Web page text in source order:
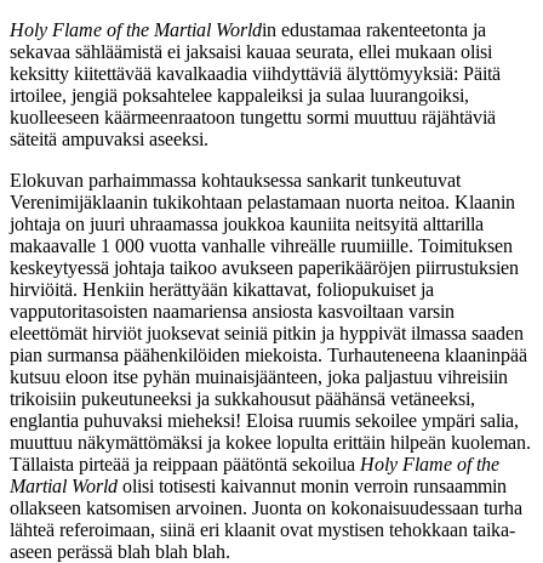
Holy Flame of the Martial Worldin edustamaa rakenteetonta ja
sekavaa sähläämistä ei jaksaisi kauaa seurata, ellei mukaan olisi
keksitty kiitettävää kavalkaadia viihdyttäviä älyttömyyksiä: Päitä
irtoilee, jengiä poksahtelee kappaleiksi ja sulaa luurangoiksi,
kuolleeseen käärmeenraatoon tungettu sormi muuttuu räjähtäviä
säteitä ampuvaksi aseeksi.
Elokuvan parhaimmassa kohtauksessa sankarit tunkeutuvat
Verenimijäklaanin tukikohtaan pelastamaan nuorta neitoa. Klaanin
johtaja on juuri uhraamassa joukkoa kauniita neitsyitä alttarilla
makaavalle 1 000 vuotta vanhalle vihreälle ruumiille. Toimituksen
keskeytyessä johtaja taikoo avukseen paperikääröjen piirrustuksien
hirviöitä. Henkiin herättyään kikattavat, foliopukuiset ja
vapputoritasoisten naamariensa ansiosta kasvoiltaan varsin
eleettömät hirviöt juoksevat seiniä pitkin ja hyppivät ilmassa saaden
pian surmansa päähenkilöiden miekoista. Turhauteneena klaaninpää
kutsuu eloon itse pyhän muinaisjäänteen, joka paljastuu vihreisiin
trikoisiin pukeutuneeksi ja sukkahousut päähänsä vetäneeksi,
englantia puhuvaksi mieheksi! Eloisa ruumis sekoilee ympäri salia,
muuttuu näkymättömäksi ja kokee lopulta erittäin hilpeän kuoleman.
Tällaista pirteää ja reippaan päätöntä sekoilua Holy Flame of the
Martial World olisi totisesti kaivannut monin verroin runsaammin
ollakseen katsomisen arvoinen. Juonta on kokonaisuudessaan turha
lähteä referoimaan, siinä eri klaanit ovat mystisen tehokkaan taika-
aseen perässä blah blah blah.